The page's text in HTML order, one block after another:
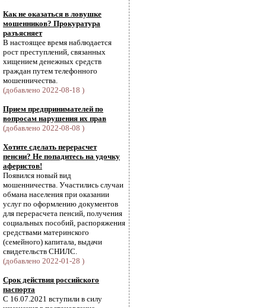
Как не оказаться в ловушке
мошенников? Прокуратура
разъясняет
В настоящее время наблюдается
рост преступлений, связанных
хищением денежных средств
граждан путем телефонного
мошенничества.
(добавлено 2022-08-18 )
Прием предпринимателей по
вопросам нарушения их прав
(добавлено 2022-08-08 )
Хотите сделать перерасчет
пенсии? Не попадитесь на удочку
аферистов!
Появился новый вид
мошенничества. Участились случаи
обмана населения при оказании
услуг по оформлению документов
для перерасчета пенсий, получения
социальных пособий, распоряжения
средствами материнского
(семейного) капитала, выдачи
свидетельств СНИЛС.
(добавлено 2022-01-28 )
Срок действия российского
паспорта
С 16.07.2021 вступили в силу